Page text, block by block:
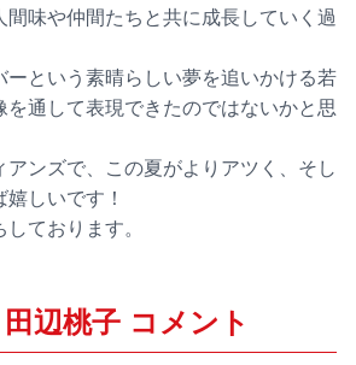
間味や仲間たちと共に成長していく過
ーという素晴らしい夢を追いかける若
を通して表現できたのではないかと思
アンズで、この夏がよりアツく、そし
しいです！
ております。
辺桃子 コメント